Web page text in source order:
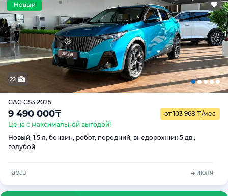
22
GAC GS3 2025
9 490 000₸ от 103 968 ₸/мес
Цена с максимальной выгодой!
Новый, 1.5 л, бензин, робот, передний, внедорожник 5 дв.,
голубой
Тараз 4 июля